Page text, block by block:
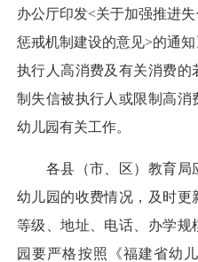
办公厅印发<关于加强推进
惩戒机制建设的意见>的通
执行人高消费及有关消费的
制失信被执行人或限制高
幼儿园有关工作。
各县（市、区）教育局
幼儿园的收费情况，及时更
等级、地址、电话、办学
园要严格按照《福建省幼